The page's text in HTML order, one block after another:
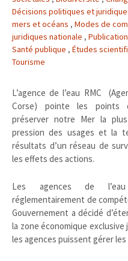
Décisions politiques et
mers et océans , Modes de
juridiques nationale ,
Santé publique , Études
Tourisme
L’agence de l’eau RMC
Corse) pointe les points
préserver notre Mer la
pression des usages et la
résultats d’un réseau de
les effets des actions.
Les agences de l’eau
réglementairement de
Gouvernement a décidé
la zone économique exclusive
les agences puissent gérer